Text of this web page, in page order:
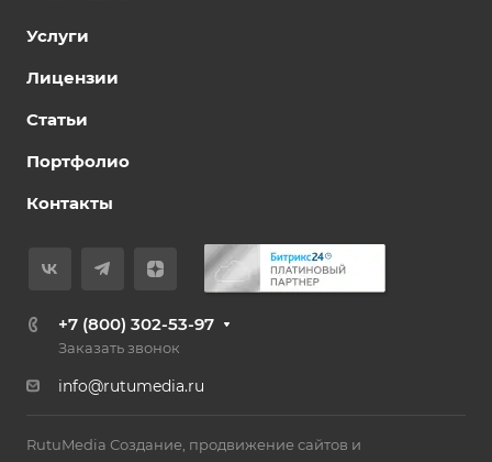
Услуги
Лицензии
Статьи
Портфолио
Контакты
+7 (800) 302-53-97
Заказать звонок
info@rutumedia.ru
RutuMedia Создание, продвижение сайтов и